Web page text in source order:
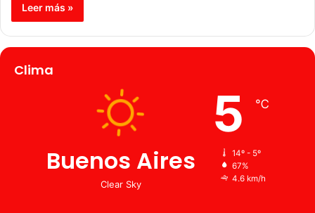
Leer más »
Clima
Buenos Aires
Clear Sky
5 ℃
14º - 5º
67%
4.6 km/h